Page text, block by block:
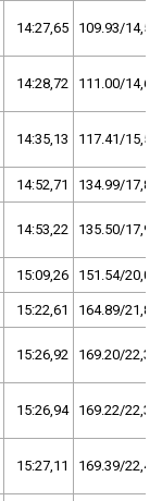
14:27,65 109.93/14,5
14:28,72 111.00/14,6
14:35,13 117.41/15,5
14:52,71 134.99/17,8
14:53,22 135.50/17,9
15:09,26 151.54/20,0
15:22,61 164.89/21,8
15:26,92 169.20/22,3
15:26,94 169.22/22,3
15:27,11 169.39/22,4